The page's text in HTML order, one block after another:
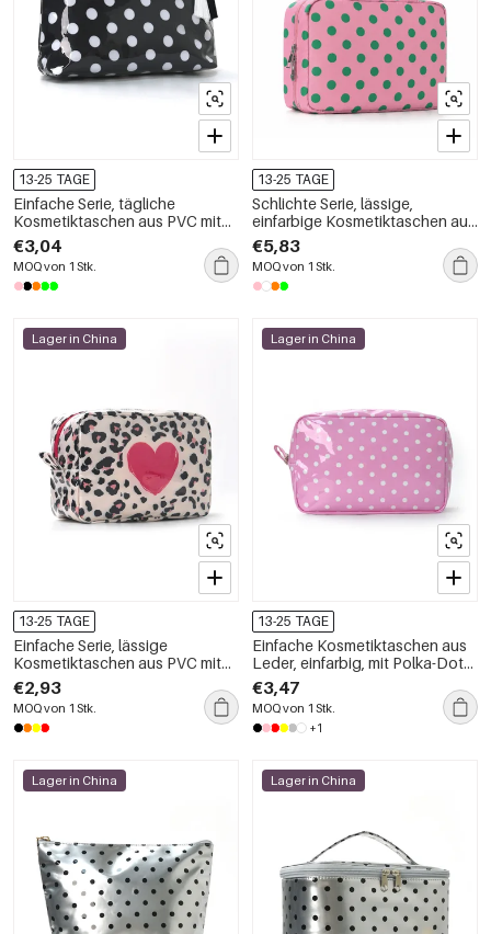
13-25 TAGE
Einfache Serie, tägliche
Kosmetiktaschen aus PVC mit
Polka-Dots, Quasten und
gemischten Farben
€3,04
MOQ von 1 Stk.
13-25 TAGE
Schlichte Serie, lässige,
einfarbige Kosmetiktaschen aus
Polyester mit Polka-Dots
€5,83
MOQ von 1 Stk.
Lager in China
13-25 TAGE
Einfache Serie, lässige
Kosmetiktaschen aus PVC mit
Herz-Leopardenmuster und
Leopardenmuster
€2,93
MOQ von 1 Stk.
Lager in China
13-25 TAGE
Einfache Kosmetiktaschen aus
Leder, einfarbig, mit Polka-Dots,
für den täglichen Gebrauch
€3,47
MOQ von 1 Stk.
+1
Lager in China Lager in China